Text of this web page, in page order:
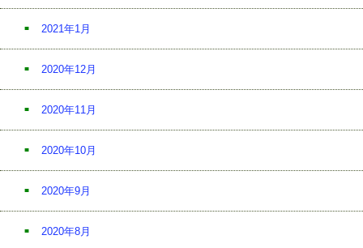
2021年1月
2020年12月
2020年11月
2020年10月
2020年9月
2020年8月